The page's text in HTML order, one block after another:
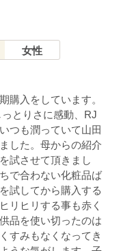
女性
購入をしています。
とりさに感動、RJ
つも潤っていて山田
した。母からの紹介
試させて頂きまし
で合わない化粧品ば
試してから購入する
リヒリする事も赤く
品を使い切ったのは
すみもなくなってき